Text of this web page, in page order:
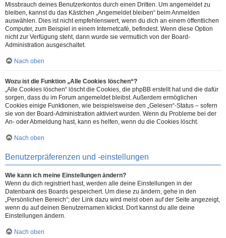
Missbrauch deines Benutzerkontos durch einen Dritten. Um angemeldet zu
bleiben, kannst du das Kästchen „Angemeldet bleiben“ beim Anmelden
auswählen. Dies ist nicht empfehlenswert, wenn du dich an einem öffentlichen
Computer, zum Beispiel in einem Internetcafé, befindest. Wenn diese Option
nicht zur Verfügung steht, dann wurde sie vermutlich von der Board-
Administration ausgeschaltet.
Nach oben
Wozu ist die Funktion „Alle Cookies löschen“?
„Alle Cookies löschen“ löscht die Cookies, die phpBB erstellt hat und die dafür
sorgen, dass du im Forum angemeldet bleibst. Außerdem ermöglichen
Cookies einige Funktionen, wie beispielsweise den „Gelesen“-Status – sofern
sie von der Board-Administration aktiviert wurden. Wenn du Probleme bei der
An- oder Abmeldung hast, kann es helfen, wenn du die Cookies löscht.
Nach oben
Benutzerpräferenzen und -einstellungen
Wie kann ich meine Einstellungen ändern?
Wenn du dich registriert hast, werden alle deine Einstellungen in der
Datenbank des Boards gespeichert. Um diese zu ändern, gehe in den
„Persönlichen Bereich“; der Link dazu wird meist oben auf der Seite angezeigt,
wenn du auf deinen Benutzernamen klickst. Dort kannst du alle deine
Einstellungen ändern.
Nach oben